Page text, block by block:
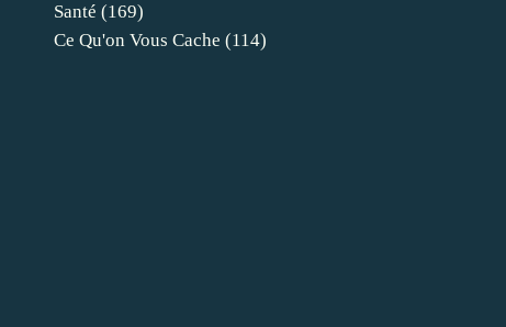
Santé (169)
Ce Qu'on Vous Cache (114)